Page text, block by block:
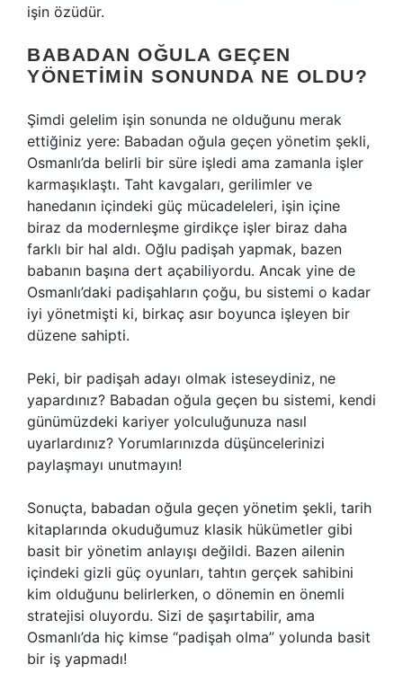
işin özüdür.
BABADAN OĞULA GEÇEN
YÖNETIMIN SONUNDA NE OLDU?
Şimdi gelelim işin sonunda ne olduğunu merak
ettiğiniz yere: Babadan oğula geçen yönetim şekli,
Osmanlı’da belirli bir süre işledi ama zamanla işler
karmaşıklaştı. Taht kavgaları, gerilimler ve
hanedanın içindeki güç mücadeleleri, işin içine
biraz da modernleşme girdikçe işler biraz daha
farklı bir hal aldı. Oğlu padişah yapmak, bazen
babanın başına dert açabiliyordu. Ancak yine de
Osmanlı’daki padişahların çoğu, bu sistemi o kadar
iyi yönetmişti ki, birkaç asır boyunca işleyen bir
düzene sahipti.
Peki, bir padişah adayı olmak isteseydiniz, ne
yapardınız? Babadan oğula geçen bu sistemi, kendi
günümüzdeki kariyer yolculuğunuza nasıl
uyarlardınız? Yorumlarınızda düşüncelerinizi
paylaşmayı unutmayın!
Sonuçta, babadan oğula geçen yönetim şekli, tarih
kitaplarında okuduğumuz klasik hükümetler gibi
basit bir yönetim anlayışı değildi. Bazen ailenin
içindeki gizli güç oyunları, tahtın gerçek sahibini
kim olduğunu belirlerken, o dönemin en önemli
stratejisi oluyordu. Sizi de şaşırtabilir, ama
Osmanlı’da hiç kimse “padişah olma” yolunda basit
bir iş yapmadı!